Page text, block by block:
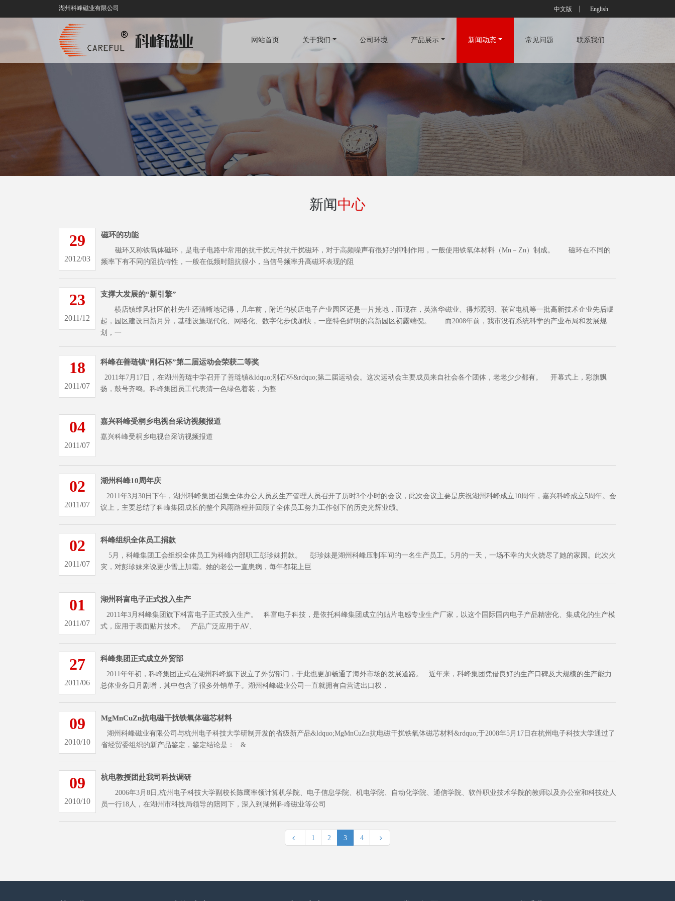
湖州科峰磁业有限公司 中文版 English
网站首页 关于我们 公司环境 产品展示 新闻动态 常见问题 联系我们
新闻中心
29
2012/03
磁环的功能
磁环又称铁氧体磁环，是电子电路中常用的抗干扰元件抗干扰磁环，对于高频噪声有很好的抑制作用，一般使用铁氧体材料（Mn－Zn）制成。 磁环在不同的
频率下有不同的阻抗特性，一般在低频时阻抗很小，当信号频率升高磁环表现的阻
23
2011/12
支撑大发展的“新引擎”
横店镇维风社区的杜先生还清晰地记得，几年前，附近的横店电子产业园区还是一片荒地，而现在，英洛华磁业、得邦照明、联宜电机等一批高新技术企业先后崛
起，园区建设日新月异，基础设施现代化、网络化、数字化步伐加快，一座特色鲜明的高新园区初露端倪。 而2008年前，我市没有系统科学的产业布局和发展规
划，一
18
2011/07
科峰在善琏镇“刚石杯”第二届运动会荣获二等奖
2011年7月17日，在湖州善琏中学召开了善琏镇&ldquo;刚石杯&rdquo;第二届运动会。这次运动会主要成员来自社会各个团体，老老少少都有。 开幕式上，彩旗飘
扬，鼓号齐鸣。科峰集团员工代表清一色绿色着装，为整
04
2011/07
嘉兴科峰受桐乡电视台采访视频报道
嘉兴科峰受桐乡电视台采访视频报道
02
2011/07
湖州科峰10周年庆
2011年3月30日下午，湖州科峰集团召集全体办公人员及生产管理人员召开了历时3个小时的会议，此次会议主要是庆祝湖州科峰成立10周年，嘉兴科峰成立5周年。会
议上，主要总结了科峰集团成长的整个风雨路程并回顾了全体员工努力工作创下的历史光辉业绩。
02
2011/07
科峰组织全体员工捐款
5月，科峰集团工会组织全体员工为科峰内部职工彭珍妹捐款。 彭珍妹是湖州科峰压制车间的一名生产员工。5月的一天，一场不幸的大火烧尽了她的家园。此次火
灾，对彭珍妹来说更少雪上加霜。她的老公一直患病，每年都花上巨
01
2011/07
湖州科富电子正式投入生产
2011年3月科峰集团旗下科富电子正式投入生产。 科富电子科技，是依托科峰集团成立的贴片电感专业生产厂家，以这个国际国内电子产品精密化、集成化的生产模
式，应用于表面贴片技术。 产品广泛应用于AV、
27
2011/06
科峰集团正式成立外贸部
2011年年初，科峰集团正式在湖州科峰旗下设立了外贸部门，于此也更加畅通了海外市场的发展道路。 近年来，科峰集团凭借良好的生产口碑及大规模的生产能力
总体业务日月剧增，其中包含了很多外销单子。湖州科峰磁业公司一直就拥有自营进出口权，
09
2010/10
MgMnCuZn抗电磁干扰铁氧体磁芯材料
湖州科峰磁业有限公司与杭州电子科技大学研制开发的省级新产品&ldquo;MgMnCuZn抗电磁干扰铁氧体磁芯材料&rdquo;于2008年5月17日在杭州电子科技大学通过了
省经贸委组织的新产品鉴定，鉴定结论是： &
09
2010/10
杭电教授团赴我司科技调研
2006年3月8日,杭州电子科技大学副校长陈鹰率领计算机学院、电子信息学院、机电学院、自动化学院、通信学院、软件职业技术学院的教师以及办公室和科技处人
员一行18人，在湖州市科技局领导的陪同下，深入到湖州科峰磁业等公司
1 2 3 4